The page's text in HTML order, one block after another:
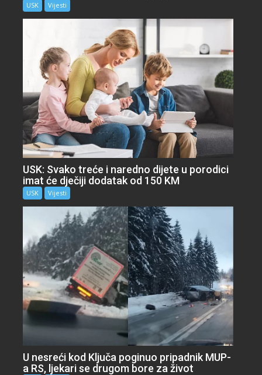
USK Vijesti
USK: Svako treće i naredno dijete u porodici
imat će dječiji dodatak od 150 KM
USK Vijesti
U nesreći kod Ključa poginuo pripadnik MUP-
a RS, ljekari se drugom bore za život